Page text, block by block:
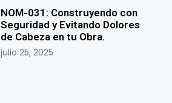
NOM-031: Construyendo con
Seguridad y Evitando Dolores
de Cabeza en tu Obra.
julio 25, 2025